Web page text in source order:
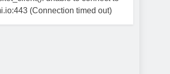
(Connection timed out)